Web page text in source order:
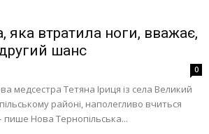
яка втратила ноги, вважає,
шанс
0
медсестра Тетяна Іриця із села Великий
районі, наполегливо вчиться
пише Нова Тернопільська...